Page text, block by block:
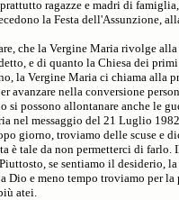
ragazze e madri di
la Festa dell'Assunzione,
che la Vergine Maria rivolge
e di quanto la Chiesa dei
la Vergine Maria ci chiama alla
avanzare nella conversione
si possono allontanare anche le
nel messaggio del 21 Luglio
giorno, troviamo delle scuse e
è tale da non permetterci di farlo.
se sentiamo il desiderio,
Dio e meno tempo troviamo per
atei.